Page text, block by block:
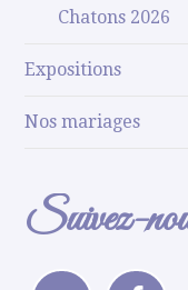
Chatons 2026
Expositions
Nos mariages
Suivez-